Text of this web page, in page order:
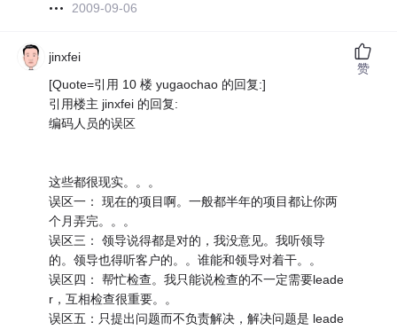
2009-09-06
jinxfei
[Quote=引用 10 楼 yugaochao 的回复:]
引用楼主 jinxfei 的回复:
编码人员的误区
这些都很现实。。。
误区一： 现在的项目啊。一般都半年的项目都让你两
个月弄完。。。
误区三： 领导说得都是对的，我没意见。我听领导
的。领导也得听客户的。。谁能和领导对着干。。
误区四： 帮忙检查。我只能说检查的不一定需要leade
r，互相检查很重要。。
误区五：只提出问题而不负责解决，解决问题是 leade
赞